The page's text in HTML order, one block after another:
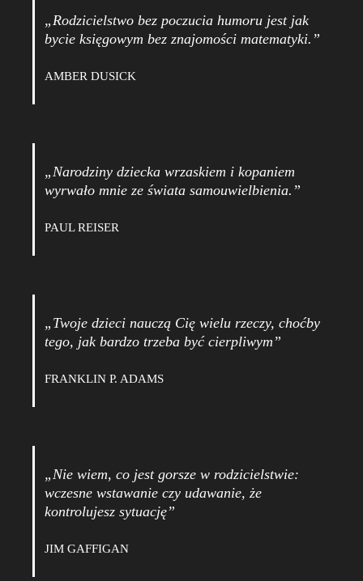
„Rodzicielstwo bez poczucia humoru jest jak
bycie księgowym bez znajomości matematyki.”
AMBER DUSICK
„Narodziny dziecka wrzaskiem i kopaniem
wyrwało mnie ze świata samouwielbienia.”
PAUL REISER
„Twoje dzieci nauczą Cię wielu rzeczy, choćby
tego, jak bardzo trzeba być cierpliwym”
FRANKLIN P. ADAMS
„Nie wiem, co jest gorsze w rodzicielstwie:
wczesne wstawanie czy udawanie, że
kontrolujesz sytuację”
JIM GAFFIGAN